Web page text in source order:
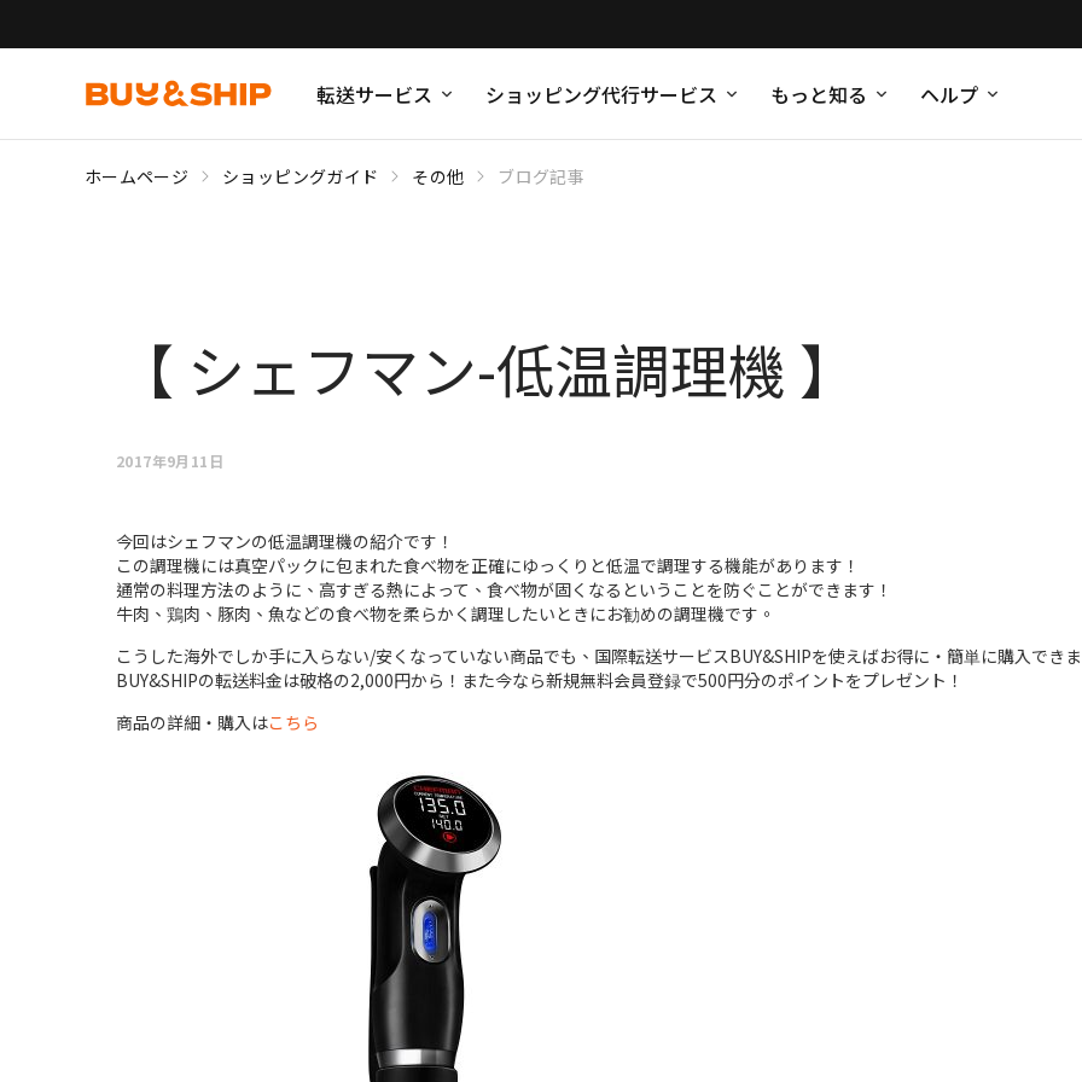
転送サービス ショッピング代行サービス もっと知る ヘルプ
ホームページ ショッピングガイド その他 ブログ記事
【 シェフマン-低温調理機 】
2017年9月11日
今回はシェフマンの低温調理機の紹介です！
この調理機には真空パックに包まれた食べ物を正確にゆっくりと低温で調理する機能があります！
通常の料理方法のように、高すぎる熱によって、食べ物が固くなるということを防ぐことができます！
牛肉、鶏肉、豚肉、魚などの食べ物を柔らかく調理したいときにお勧めの調理機です。
こうした海外でしか手に入らない/安くなっていない商品でも、国際転送サービスBUY&SHIPを使えばお得に・簡単に購入でき
BUY&SHIPの転送料金は破格の2,000円から！また今なら新規無料会員登録で500円分のポイントをプレゼント！
商品の詳細・購入はこちら